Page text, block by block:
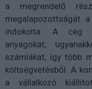
a megrendelő
megalapozottságát
indokolta. A cég
anyagokat,
számlákat, így több
költségvetésből. A
a vállalkozó